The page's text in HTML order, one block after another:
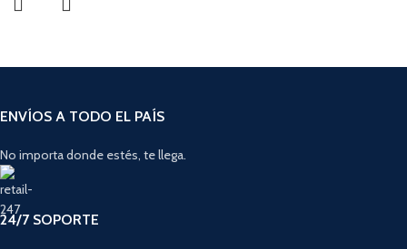
ENVÍOS A TODO EL PAÍS
No importa donde estés, te llega.
24/7 SOPORTE